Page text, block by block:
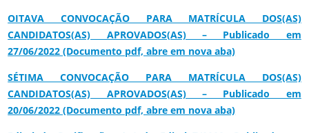
OITAVA CONVOCAÇÃO PARA MATRÍCULA DOS(AS)
CANDIDATOS(AS) APROVADOS(AS) – Publicado em
27/06/2022 (Documento pdf, abre em nova aba)
SÉTIMA CONVOCAÇÃO PARA MATRÍCULA DOS(AS)
CANDIDATOS(AS) APROVADOS(AS) – Publicado em
20/06/2022 (Documento pdf, abre em nova aba)